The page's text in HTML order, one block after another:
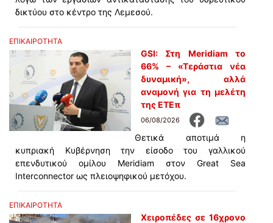
δικτύου στο κέντρο της Λεμεσού.
ΕΠΙΚΑΙΡΟΤΗΤΑ
GSI: Στη Meridiam το
66% – «Τεράστια νέα
δυναμική», αλλά
αναμονή για τη μελέτη
της ΕΤΕπ
06/08/2026
Θετικά αποτιμά η
κυπριακή Κυβέρνηση την είσοδο του γαλλικού
επενδυτικού ομίλου Meridiam στον Great Sea
Interconnector ως πλειοψηφικού μετόχου.
ΕΠΙΚΑΙΡΟΤΗΤΑ
Χειροπέδες σε 16χρονο